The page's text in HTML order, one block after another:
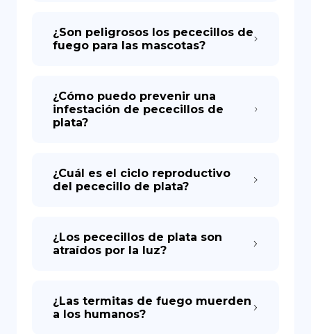
¿Son peligrosos los pececillos de
fuego para las mascotas?
¿Cómo puedo prevenir una
infestación de pececillos de
plata?
¿Cuál es el ciclo reproductivo
del pececillo de plata?
¿Los pececillos de plata son
atraídos por la luz?
¿Las termitas de fuego muerden
a los humanos?